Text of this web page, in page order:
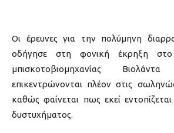
Οι έρευνες για την πολύμηνη
οδήγησε στη φονική έκρηξη στο
μπισκοτοβιομηχανίας
επικεντρώνονται πλέον στις
καθώς φαίνεται πως εκεί
δυστυχήματος.